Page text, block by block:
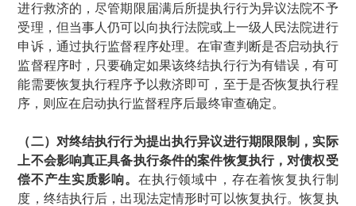
进行救济的，尽管期限届满后所提执行行为异议法院不予
受理，但当事人仍可以向执行法院或上一级人民法院进行
申诉，通过执行监督程序处理。在审查判断是否启动执行
监督程序时，只要确定如果该终结执行行为有错误，有可
能需要恢复执行程序予以救济即可，至于是否恢复执行程
序，则应在启动执行监督程序后最终审查确定。
（二）对终结执行行为提出执行异议进行期限限制，实际
上不会影响真正具备执行条件的案件恢复执行，对债权受
偿不产生实质影响。 在执行领域中，存在着恢复执行制
度，终结执行后，出现法定情形时可以恢复执行。恢复执